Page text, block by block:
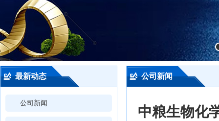
最新动态
公司新闻
公司新闻
中粮生物化